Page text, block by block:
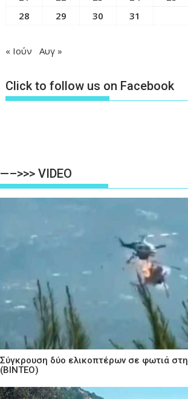
28
29 30 31
« Ιούν Αυγ »
Click to follow us on Facebook
—–>>> VIDEO
Σύγκρουση δύο ελικοπτέρων σε φωτιά
(ΒΙΝΤΕΟ)